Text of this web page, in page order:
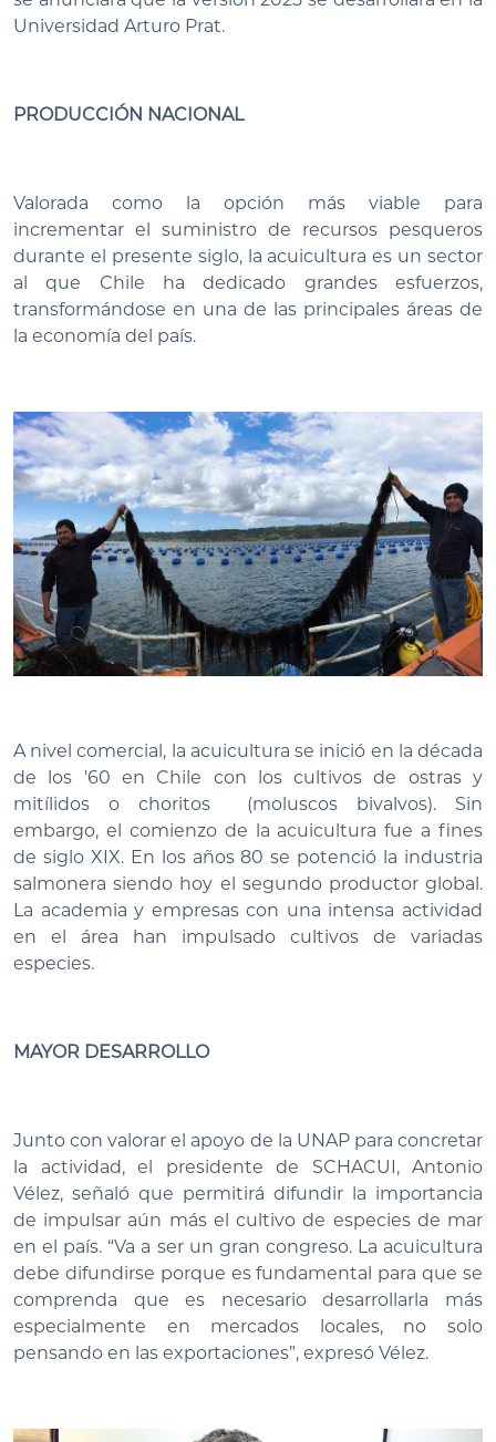
Universidad Arturo Prat.
PRODUCCIÓN NACIONAL
Valorada como la opción más viable para
incrementar el suministro de recursos pesqueros
durante el presente siglo, la acuicultura es un sector
al que Chile ha dedicado grandes esfuerzos,
transformándose en una de las principales áreas de
la economía del país.
A nivel comercial, la acuicultura se inició en la década
de los '60 en Chile con los cultivos de ostras y
mitílidos o choritos (moluscos bivalvos). Sin
embargo, el comienzo de la acuicultura fue a fines
de siglo XIX. En los años 80 se potenció la industria
salmonera siendo hoy el segundo productor global.
La academia y empresas con una intensa actividad
en el área han impulsado cultivos de variadas
especies.
MAYOR DESARROLLO
Junto con valorar el apoyo de la UNAP para concretar
la actividad, el presidente de SCHACUI, Antonio
Vélez, señaló que permitirá difundir la importancia
de impulsar aún más el cultivo de especies de mar
en el país. “Va a ser un gran congreso. La acuicultura
debe difundirse porque es fundamental para que se
comprenda que es necesario desarrollarla más
especialmente en mercados locales, no solo
pensando en las exportaciones”, expresó Vélez.